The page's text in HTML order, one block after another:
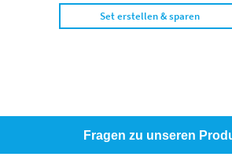
Set erstellen & sparen
Fragen zu unseren